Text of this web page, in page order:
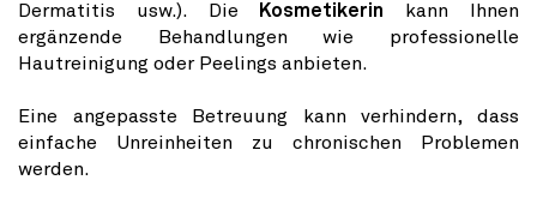
Dermatitis usw.). Die
Kosmetikerin kann Ihnen
ergänzende Behandlungen wie professionelle
Hautreinigung oder Peelings anbieten.
Eine angepasste Betreuung kann verhindern, dass
einfache Unreinheiten zu chronischen Problemen
werden.